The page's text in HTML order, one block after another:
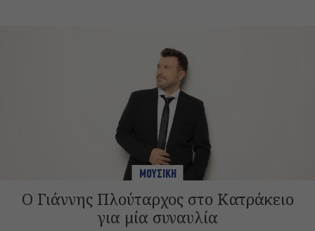
ΜΟΥΣΙΚΗ
Ο Γιάννης Πλούταρχος στο Κατράκειο
για μία συναυλία